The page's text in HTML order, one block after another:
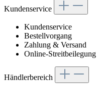
Kundenservice
Kundenservice
Bestellvorgang
Zahlung & Versand
Online-Streitbeilegung
Händlerbereich